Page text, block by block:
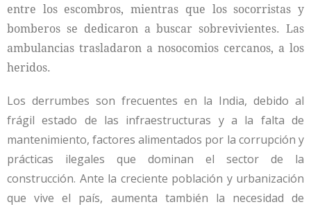
entre los escombros, mientras que los socorristas y
bomberos se dedicaron a buscar sobrevivientes. Las
ambulancias trasladaron a nosocomios cercanos, a los
heridos.
Los derrumbes son frecuentes en la India, debido al
frágil estado de las infraestructuras y a la falta de
mantenimiento, factores alimentados por la corrupción y
prácticas ilegales que dominan el sector de la
construcción. Ante la creciente población y urbanización
que vive el país, aumenta también la necesidad de